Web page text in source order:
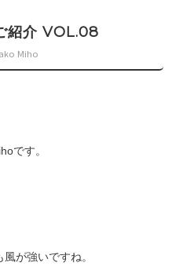
紹介 VOL.08
Miho
です。
が強いですね。